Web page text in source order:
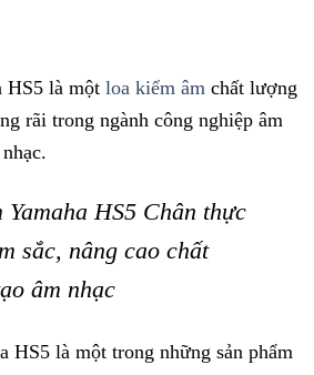
HS5 là một loa kiểm âm chất lượng
rãi trong ngành công nghiệp âm
Yamaha HS5 Chân thực
sắc, nâng cao chất
âm nhạc
HS5 là một trong những sản phẩm